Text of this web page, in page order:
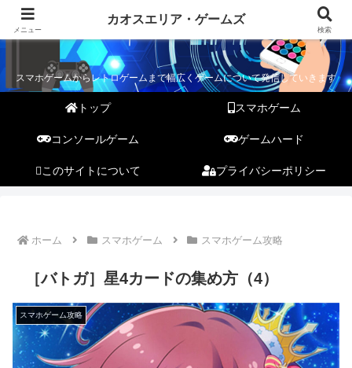
カオスエリア・ゲームズ
スマホゲームからレトロゲームまで幅広くゲームについて発信していきます
トップ スマホゲーム
コンソールゲーム ゲームハード
このサイトについて プライバシーポリシー
ホーム スマホゲーム スマホゲーム攻略
［バトガ］星4カードの集め方（4）
スマホゲーム攻略
メニュー
カオスエリア・ゲームズ
検索